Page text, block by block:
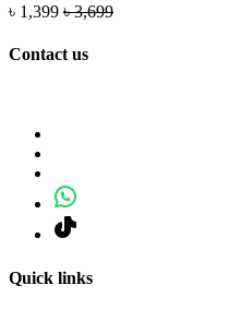
৳ 1,399 ৳ 3,699
Contact us
Quick links